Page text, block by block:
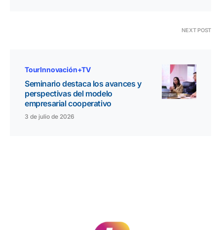
NEXT POST
TourInnovación+TV
Seminario destaca los avances y
perspectivas del modelo
empresarial cooperativo
3 de julio de 2026